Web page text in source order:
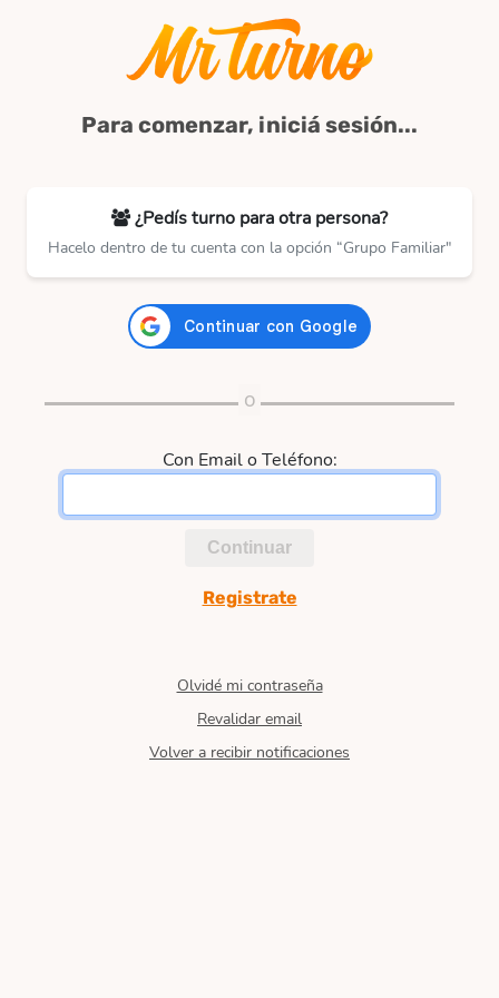
Para comenzar, iniciá sesión...
¿Pedís turno para otra persona?
Hacelo dentro de tu cuenta con la opción “Grupo Familiar"
Con Email o Teléfono:
Continuar
Registrate
Olvidé mi contraseña
Revalidar email
Volver a recibir notificaciones